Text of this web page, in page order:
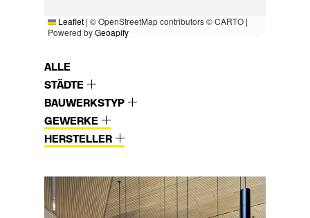
Leaflet | © OpenStreetMap contributors © CARTO |
Powered byGeoapify
ALLE
STÄDTE
BAUWERKSTYP
GEWERKE
HERSTELLER